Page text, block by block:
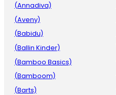
(Annadiva)
(Aveny)
(Babidu)
(Ballin Kinder)
(Bamboo Basics)
(Bamboom)
(Barts)